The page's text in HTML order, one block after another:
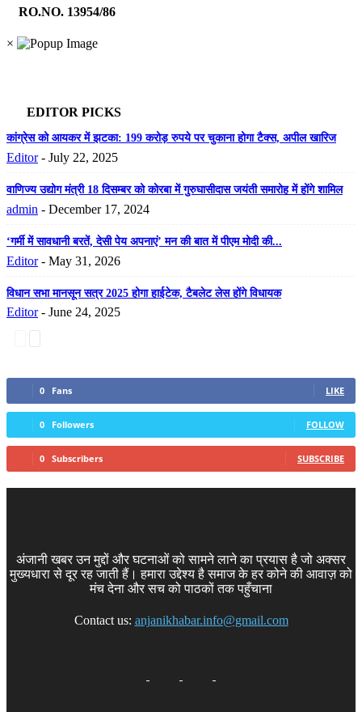
RO.NO. 13954/86
×
EDITOR PICKS
कांग्रेस को आयकर में झटका: 199 करोड़ रुपये पर चुकाना होगा टैक्स, अपील खारिज
Editor - July 22, 2025
वाणिज्य उद्योग मंत्री 18 दिसम्बर को कोरबा में गुरुघासीदास जयंती समारोह में होंगे शामिल
admin - December 17, 2024
‘गर्मी में सावधानी बरतें, देसी पेय अपनाएं’ मन की बात में पीएम मोदी की...
Editor - May 31, 2026
विधान सभा मानसून सत्र 2025 होगा हाईटेक, टैबलेट लेस होंगे विधायक
Editor - June 24, 2025
0 Fans LIKE
0 Followers FOLLOW
0 Subscribers SUBSCRIBE
अंजानी खबर उन मुद्दों और घटनाओं को सामने लाने का प्रयास है जो अक्सर
मुख्यधारा से दूर रह जाती हैं। हमारा उद्देश्य है समाज के हर कोने की आवाज़ को
मंच देना और सच को पाठकों तक पहुँचाना
Contact us: anjanikhabar.info@gmail.com